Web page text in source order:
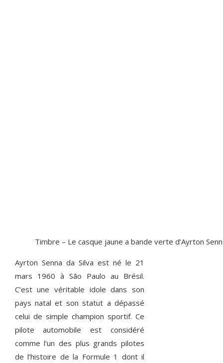
Timbre – Le casque jaune a bande verte d’Ayrton
Ayrton Senna da Silva est né le 21
mars 1960 à São Paulo au Brésil.
C’est une véritable idole dans son
pays natal et son statut a dépassé
celui de simple champion sportif. Ce
pilote automobile est considéré
comme l’un des plus grands pilotes
de l’histoire de la Formule 1 dont il